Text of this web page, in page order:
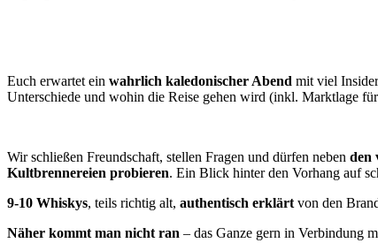
Euch erwartet ein wahrlich kaledonischer Abend mit viel
Unterschiede und wohin die Reise gehen wird (inkl. Marktlage
Wir schließen Freundschaft, stellen Fragen und dürfen neben den
Kultbrennereien probieren. Ein Blick hinter den Vorhang auf
9-10 Whiskys, teils richtig alt, authentisch erklärtvon den
Näher kommt man nicht ran – das Ganze gern in Verbindung